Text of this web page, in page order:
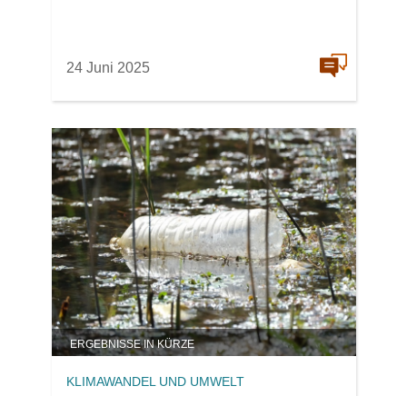
24 Juni 2025
ERGEBNISSE IN KÜRZE
KLIMAWANDEL UND UMWELT